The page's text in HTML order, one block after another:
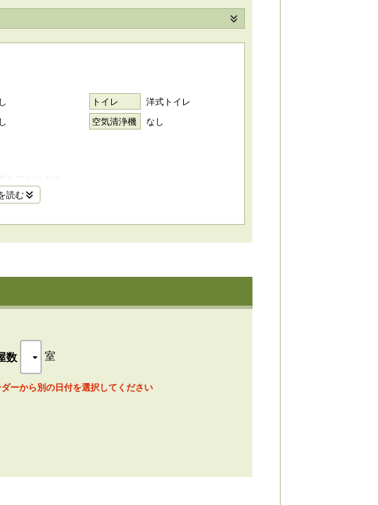
トイレ
洋式トイレ
空気清浄機 なし
ております。
。
ジ四季彩室内備品」をご参照ください。
読む
数 室
ーから別の日付を選択してください